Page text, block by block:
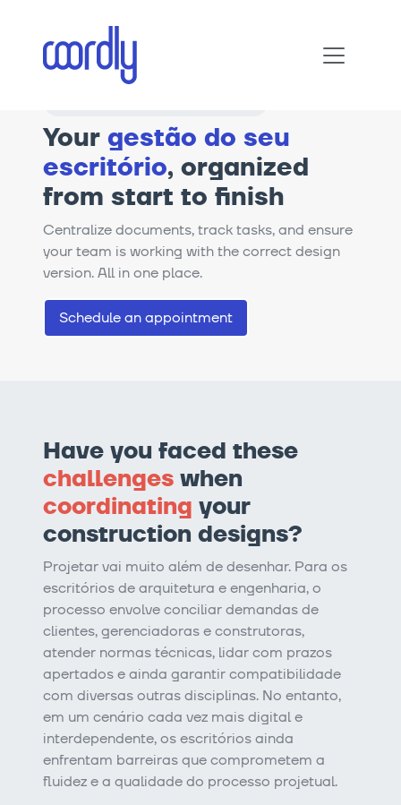
Your gestão do seu
escritório, organized
from start to finish
Centralize documents, track tasks, and ensure
your team is working with the correct design
version. All in one place.
Schedule an appointment
Have you faced these
challenges when
coordinating your
construction designs?
Projetar vai muito além de desenhar. Para os
escritórios de arquitetura e engenharia, o
processo envolve conciliar demandas de
clientes, gerenciadoras e construtoras,
atender normas técnicas, lidar com prazos
apertados e ainda garantir compatibilidade
com diversas outras disciplinas. No entanto,
em um cenário cada vez mais digital e
interdependente, os escritórios ainda
enfrentam barreiras que comprometem a
fluidez e a qualidade do processo projetual.